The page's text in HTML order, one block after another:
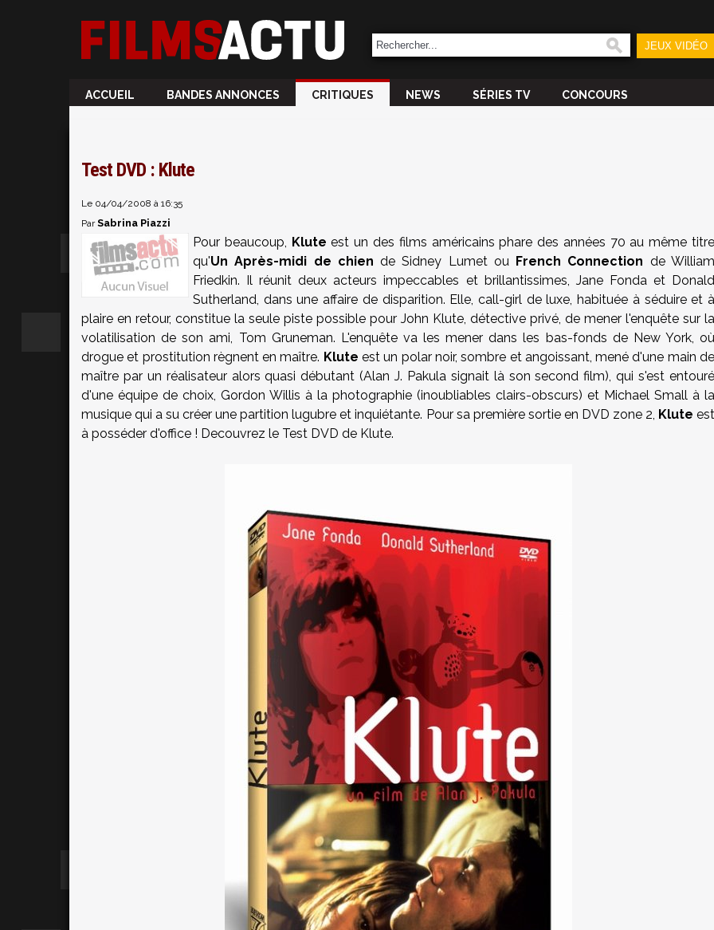
JEUX VIDÉO
ACCUEIL BANDES ANNONCES CRITIQUES NEWS SÉRIES TV CONCOURS
Test DVD : Klute
Le 04/04/2008 à 16:35
ParSabrina Piazzi
Pour beaucoup, Klute est un des films américains phare des années 70 au même titre
qu'Un Après-midi de chien deSidney Lumetou French Connection deWilliam
Friedkin. Il réunit deux acteurs impeccables et brillantissimes, Jane Fondaet Donald
Sutherland, dans une affaire de disparition. Elle, call-girl de luxe, habituée à séduire et à
plaire en retour, constitue la seule piste possible pour John Klute, détective privé, de mener l'enquête sur la
volatilisation de son ami, Tom Gruneman. L'enquête va les mener dansles bas-fonds de New York, où
drogue et prostitution règnent en maître. Klute est un polar noir, sombre et angoissant, mené d'une main de
maître par un réalisateur alors quasi débutant (Alan J. Pakulasignait là son second film), qui s'est entouré
d'une équipe de choix, Gordon Willis à la photographie (inoubliables clairs-obscurs) et Michael Small à la
musique qui a su créer une partition lugubre et inquiétante. Pour sa première sortie en DVD zone 2, Klute est
à posséder d'office ! Decouvrez le Test DVD de Klute.